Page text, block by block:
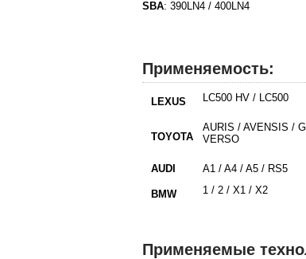
SBA: 390LN4 / 400LN4
Применяемость:
LEXUS LC500 HV / LC500
TOYOTA
AURIS / AVENSIS /
VERSO
AUDI A1 / A4 / A5 / RS5
BMW 1 / 2 / X1 / X2
Применяемые